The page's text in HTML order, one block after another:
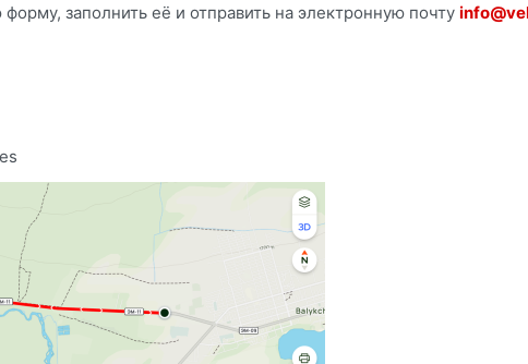
заполнить её и отправить на электронную почту